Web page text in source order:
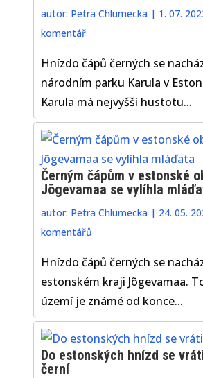
autor: Petra Chlumecka | 1. 07.
komentář
Hnízdo čápů černých se
národním parku Karula v
Karula má nejvyšší hustotu...
Černým čápům v estonské
Jõgevamaa se vylíhla
autor: Petra Chlumecka | 24. 05.
komentářů
Hnízdo čápů černých se
estonském kraji Jõgevamaa.
území je známé od konce...
Do estonských hnízd se
černí